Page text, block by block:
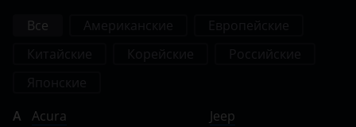
Все
A
Acura
Jeep